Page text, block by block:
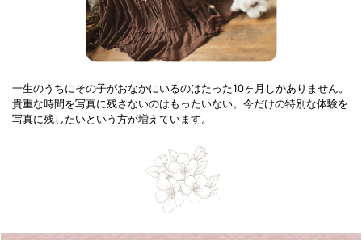
一生のうちにその子がおなかにいるのはたった10ヶ月しかありません。
貴重な時間を写真に残さないのはもったいない。今だけの特別な体験を
写真に残したいという方が増えています。